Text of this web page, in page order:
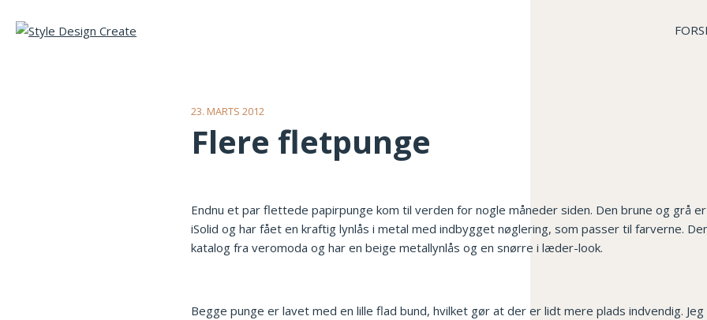
23. MARTS 2012
Flere fletpunge
Endnu et par flettede papirpunge kom til verden for nogle måneder siden. Den brune og grå
iSolid og har fået en kraftig lynlås i metal med indbygget nøglering, som passer til farverne.
katalog fra veromoda og har en beige metallynlås og en snørre i læder-look.
Begge punge er lavet med en lille flad bund, hvilket gør at der er lidt mere plads indvendig.